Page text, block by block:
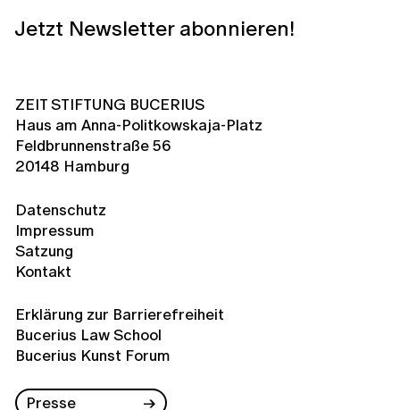
Jetzt Newsletter abonnieren!
ZEIT STIFTUNG BUCERIUS
Haus am Anna-Politkowskaja-Platz
Feldbrunnenstraße 56
20148 Hamburg
Datenschutz
Impressum
Satzung
Kontakt
Erklärung zur Barrierefreiheit
Bucerius Law School
Bucerius Kunst Forum
Presse